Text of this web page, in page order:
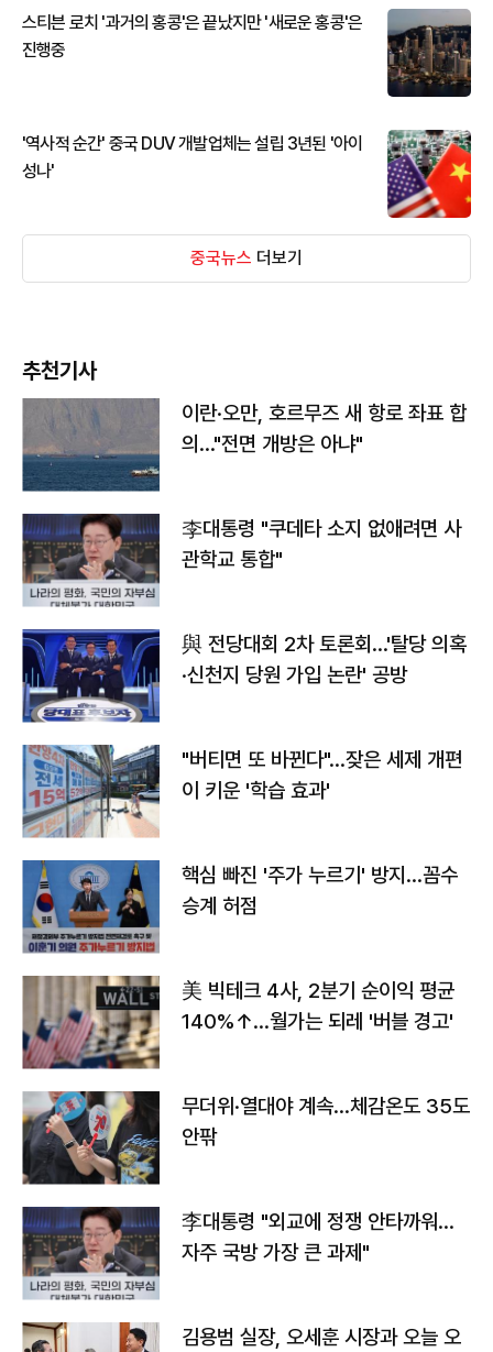
스티븐 로치 '과거의 홍콩'은 끝났지만 '새로운 홍콩'은
진행중
'역사적 순간' 중국 DUV 개발업체는 설립 3년된 '아이
성나'
중국뉴스 더보기
추천기사
이란·오만, 호르무즈 새 항로 좌표 합
의…"전면 개방은 아냐"
李대통령 "쿠데타 소지 없애려면 사
관학교 통합"
與 전당대회 2차 토론회…'탈당 의혹
·신천지 당원 가입 논란' 공방
"버티면 또 바뀐다"…잦은 세제 개편
이 키운 '학습 효과'
핵심 빠진 '주가 누르기' 방지…꼼수
승계 허점
美 빅테크 4사, 2분기 순이익 평균
140%↑…월가는 되레 '버블 경고'
무더위·열대야 계속…체감온도 35도
안팎
李대통령 "외교에 정쟁 안타까워…
자주 국방 가장 큰 과제"
김용범 실장, 오세훈 시장과 오늘 오